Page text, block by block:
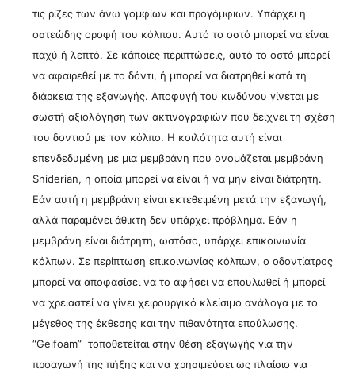
τις ρίζες των άνω γομφίων και προγόμφιων. Υπάρχει η
οστεώδης οροφή του κόλπου. Αυτό το οστό μπορεί να είναι
παχύ ή λεπτό. Σε κάποιες περιπτώσεις, αυτό το οστό μπορεί
να αφαιρεθεί με το δόντι, ή μπορεί να διατρηθεί κατά τη
διάρκεια της εξαγωγής. Αποφυγή του κινδύνου γίνεται με
σωστή αξιολόγηση των ακτινογραφιών που δείχνει τη σχέση
του δοντιού με τον κόλπο. Η κοιλότητα αυτή είναι
επενδεδυμένη με μια μεμβράνη που ονομάζεται μεμβράνη
Sniderian, η οποία μπορεί να είναι ή να μην είναι διάτρητη.
Εάν αυτή η μεμβράνη είναι εκτεθειμένη μετά την εξαγωγή,
αλλά παραμένει άθικτη δεν υπάρχει πρόβλημα. Εάν η
μεμβράνη είναι διάτρητη, ωστόσο, υπάρχει επικοινωνία
κόλπων. Σε περίπτωση επικοινωνίας κόλπων, ο οδοντίατρος
μπορεί να αποφασίσει να το αφήσει να επουλωθεί ή μπορεί
να χρειαστεί να γίνει χειρουργικό κλείσιμο ανάλογα με το
μέγεθος της έκθεσης και την πιθανότητα επούλωσης.
“Gelfoam” τοποθετείται στην θέση εξαγωγής για την
προαγωγή της πήξης και να χρησιμεύσει ως πλαίσιο για